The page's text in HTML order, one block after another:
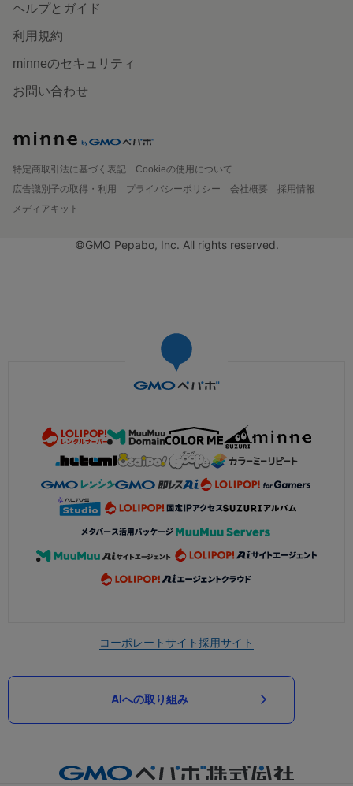
ヘルプとガイド
利用規約
minneのセキュリティ
お問い合わせ
特定商取引法に基づく表記
Cookieの使用について
広告識別子の取得・利用
プライバシーポリシー 会社概要
採用情報
メディアキット
©GMO Pepabo, Inc. All rights reserved.
コーポレートサイト採用サイト
AIへの取り組み